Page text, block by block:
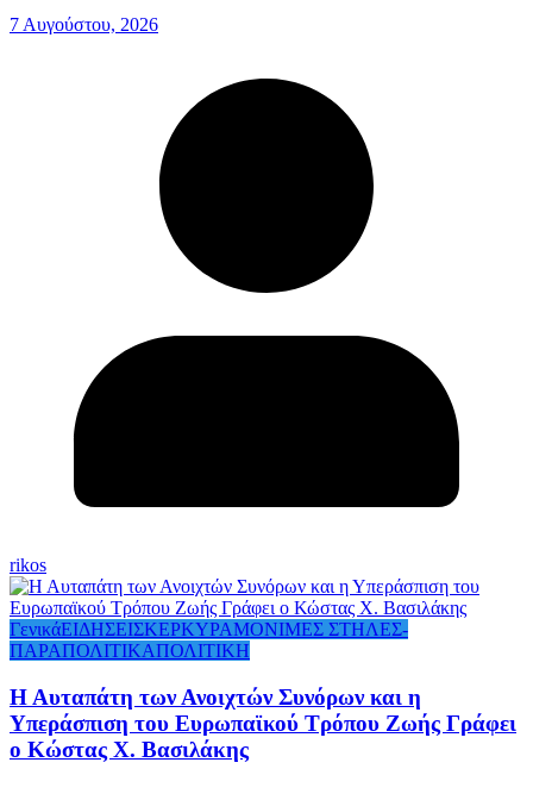
7 Αυγούστου, 2026
rikos
ΓενικάΕΙΔΗΣΕΙΣΚΕΡΚΥΡΑΜΟΝΙΜΕΣ ΣΤΗΛΕΣ-
ΠΑΡΑΠΟΛΙΤΙΚΑΠΟΛΙΤΙΚΗ
Η Αυταπάτη των Ανοιχτών Συνόρων και η
Υπεράσπιση του Ευρωπαϊκού Τρόπου Ζωής Γράφει
ο Κώστας Χ. Βασιλάκης